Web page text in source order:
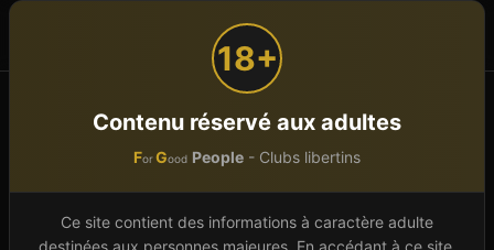
18+
Contenu réservé aux adultes
ForGood People - Clubs libertins
Ce site contient des informations à caractère adulte
destinées aux personnes majeures. En accédant à ce site,
Accueil Hauts-de-France Somme (80)
Club libertinSomme (
Le département Somme (80), situé en Hauts-de-